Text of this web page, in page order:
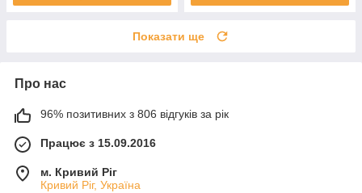
Показати ще
Про нас
96% позитивних з 806 відгуків за рік
Працює з 15.09.2016
м. Кривий Ріг
Кривий Ріг, Україна